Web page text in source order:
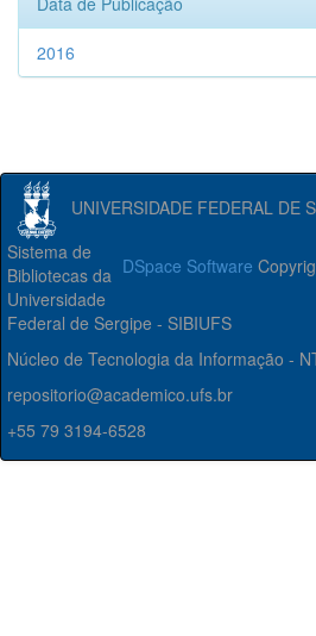
2016
UNIVERSIDADE FEDERAL DE
DSpace Software
Sistema de
Bibliotecas da
Universidade
Federal de Sergipe - SIBIUFS
Núcleo de Tecnologia da Informação -
repositorio@academico.ufs.br
+55 79 3194-6528